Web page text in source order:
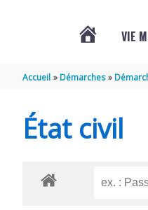
VIE
Accueil Démarches
État civil